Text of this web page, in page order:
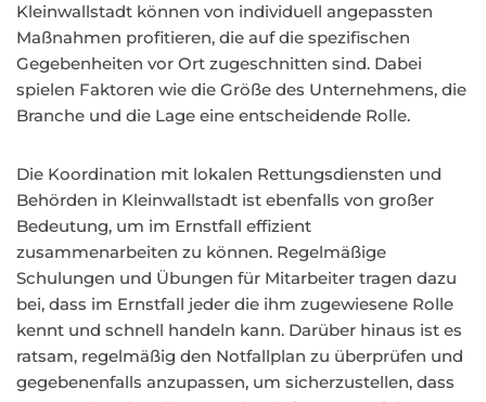
Kleinwallstadt können von individuell angepassten
Maßnahmen profitieren, die auf die spezifischen
Gegebenheiten vor Ort zugeschnitten sind. Dabei
spielen Faktoren wie die Größe des Unternehmens, die
Branche und die Lage eine entscheidende Rolle.
Die Koordination mit lokalen Rettungsdiensten und
Behörden in Kleinwallstadt ist ebenfalls von großer
Bedeutung, um im Ernstfall effizient
zusammenarbeiten zu können. Regelmäßige
Schulungen und Übungen für Mitarbeiter tragen dazu
bei, dass im Ernstfall jeder die ihm zugewiesene Rolle
kennt und schnell handeln kann. Darüber hinaus ist es
ratsam, regelmäßig den Notfallplan zu überprüfen und
gegebenenfalls anzupassen, um sicherzustellen, dass